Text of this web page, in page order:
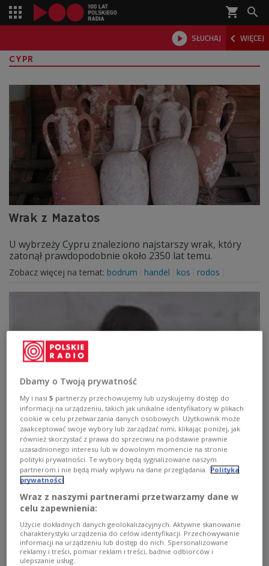
shopping_cart 
 SŁUCHAJ  WIĘCEJ

CYPR
Wrak z Mazatos
U wybrzeży Cypru znaleziono najstarszy wrak, który
zatonął prawdopodobnie około 2350 lat temu.
Zobacz więcej na temat: bodrum handel kos rodos
Kyriakides Yannis
Yannis Kyriakides to twórca w równym stopniu
zasłużony dla klasycznej kompozycji, co dla sceny
undergroundowej.
Zobacz więcej na temat: Andrzej Chłopecki
Bruksela
POLSKA grunty
Dbamy o Twoją prywatność
My i nasi5 partnerzy przechowujemy lub uzyskujemy dostęp do
informacji na urządzeniu, takich jak unikalne identyfikatory w plikach
cookie w celu przetwarzania danych osobowych. Użytkownik może
zaakceptować swoje wybory lub zarządzać nimi, klikając poniżej, jak
również skorzystać z prawa do sprzeciwu na podstawie prawnie
uzasadnionego interesu lub w dowolnym momencie na stronie
polityki prywatności. Te wybory będą sygnalizowane naszym
partnerom i nie będą miały wpływu na dane przeglądania. Polityka
prywatności
Wraz z naszymi partnerami przetwarzamy dane w
celu zapewnienia:
Użycie dokładnych danych geolokalizacyjnych. Aktywne skanowanie
charakterystyki urządzenia do celów identyfikacji. Przechowywanie
informacji na urządzeniu lub dostęp do nich. Spersonalizowane
reklamy i treści, pomiar reklam i treści, badnie odbiorców i
ulepszanie usług.